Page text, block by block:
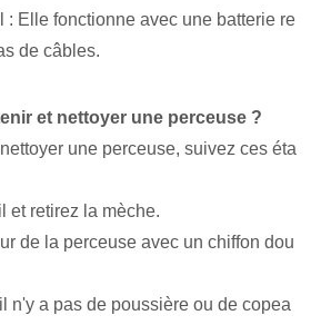
: Elle fonctionne avec une batterie re
de câbles.
et nettoyer une perceuse ?
une perceuse, suivez ces éta
et‌ retirez la mèche.
de la perceuse avec un chiffon dou
n'y a pas de poussière ou de copea